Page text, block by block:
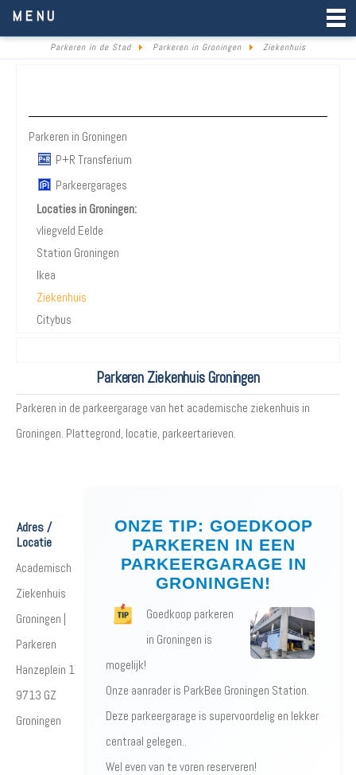
MENU
Parkeren in de Stad Parkeren in Groningen Ziekenhuis
Parkeren in Groningen
P+R Transferium
Parkeergarages
Locaties in Groningen:
vliegveld Eelde
Station Groningen
Ikea
Ziekenhuis
Citybus
Parkeren Ziekenhuis Groningen
Parkeren in de parkeergarage van het academische ziekenhuis in
Groningen. Plattegrond, locatie, parkeertarieven.
Adres /
Locatie
Academisch
Ziekenhuis
Groningen |
Parkeren
Hanzeplein 1
9713 GZ
Groningen
ONZE TIP: GOEDKOOP
PARKEREN IN EEN
PARKEERGARAGE IN
GRONINGEN!
Goedkoop parkeren
in Groningen is
mogelijk!
Onze aanrader is ParkBee Groningen Station.
Deze parkeergarage is supervoordelig en lekker
centraal gelegen..
Wel even van te voren reserveren!